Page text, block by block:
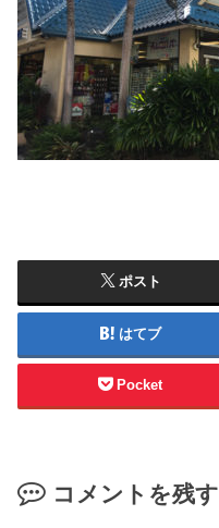
ポスト
はてブ
Pocket
コメントを残す